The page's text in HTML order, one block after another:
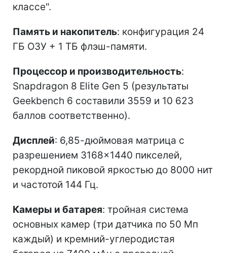
классе".
Память и накопитель: конфигурация 24
ГБ ОЗУ + 1 ТБ флэш-памяти.
Процессор и производительность:
Snapdragon 8 Elite Gen 5 (результаты
Geekbench 6 составили 3559 и 10 623
баллов соответственно).
Дисплей: 6,85-дюймовая матрица с
разрешением 3168×1440 пикселей,
рекордной пиковой яркостью до 8000 нит
и частотой 144 Гц.
Камеры и батарея: тройная система
основных камер (три датчика по 50 Мп
каждый) и кремний-углеродистая